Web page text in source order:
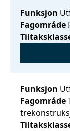
Funksjon
Fagområde
Funksjon
Fagområde